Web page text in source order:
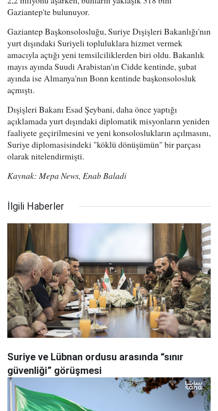
Gaziantep'te bulunuyor.
Gaziantep Başkonsolosluğu, Suriye Dışişleri Bakanlığı'nın
yurt dışındaki Suriyeli topluluklara hizmet vermek
amacıyla açtığı yeni temsilciliklerden biri oldu. Bakanlık
mayıs ayında Suudi Arabistan'ın Cidde kentinde, şubat
ayında ise Almanya'nın Bonn kentinde başkonsolosluk
açmıştı.
Dışişleri Bakanı Esad Şeybani, daha önce yaptığı
açıklamada yurt dışındaki diplomatik misyonların yeniden
faaliyete geçirilmesini ve yeni konsoloslukların açılmasını,
Suriye diplomasisindeki "köklü dönüşümün" bir parçası
olarak nitelendirmişti.
Kaynak: Mepa News, Enab Baladi
İlgili Haberler
Suriye ve Lübnan ordusu arasında “sınır
güvenliği” görüşmesi